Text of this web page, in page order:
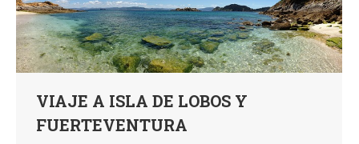
VIAJE A ISLA DE LOBOS Y
FUERTEVENTURA